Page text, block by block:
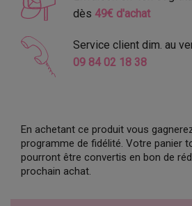
dès 49€ d'achat
Service client dim. au
09 84 02 18 38
En achetant ce produit vous
programme de fidélité. Votre panier
pourront être convertis en bon de
prochain achat.